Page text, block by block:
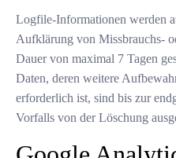
Logfile-Informationen werden
Aufklärung von Missbrauchs-
Dauer von maximal 7 Tagen
Daten, deren weitere
erforderlich ist, sind bis zur
Vorfalls von der Löschung